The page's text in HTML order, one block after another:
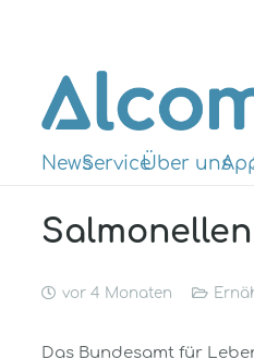
NewsServiceÜber uns
vor 4 Monaten
Das Bundesamt für